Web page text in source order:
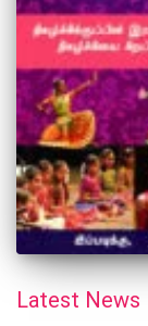
Latest News